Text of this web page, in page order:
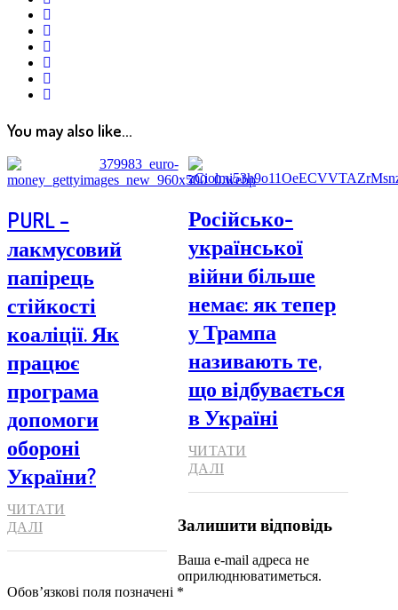
You may also like...
PURL –
лакмусовий
папірець
стійкості
коаліції. Як
працює
програма
допомоги
обороні
України?
ЧИТАТИ
ДАЛІ
Російсько-
української
війни більше
немає: як тепер
у Трампа
називають те,
що відбувається
в Україні
ЧИТАТИ
ДАЛІ
Залишити відповідь
Ваша e-mail адреса не
оприлюднюватиметься.
Обов’язкові поля позначені *